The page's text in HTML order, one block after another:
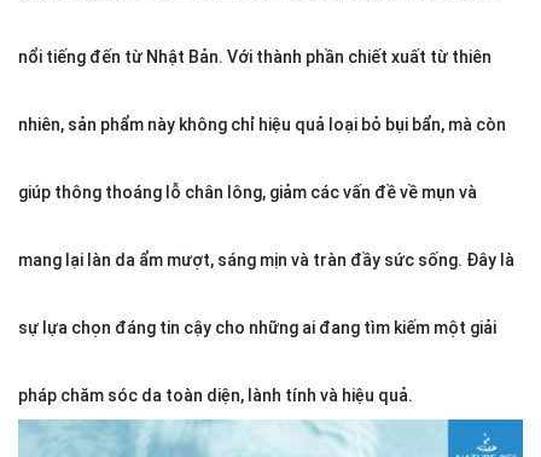
nổi tiếng đến từ Nhật Bản. Với thành phần chiết xuất từ thiên
nhiên, sản phẩm này không chỉ hiệu quả loại bỏ bụi bẩn, mà còn
giúp thông thoáng lỗ chân lông, giảm các vấn đề về mụn và
mang lại làn da ẩm mượt, sáng mịn và tràn đầy sức sống. Đây là
sự lựa chọn đáng tin cậy cho những ai đang tìm kiếm một giải
pháp chăm sóc da toàn diện, lành tính và hiệu quả.